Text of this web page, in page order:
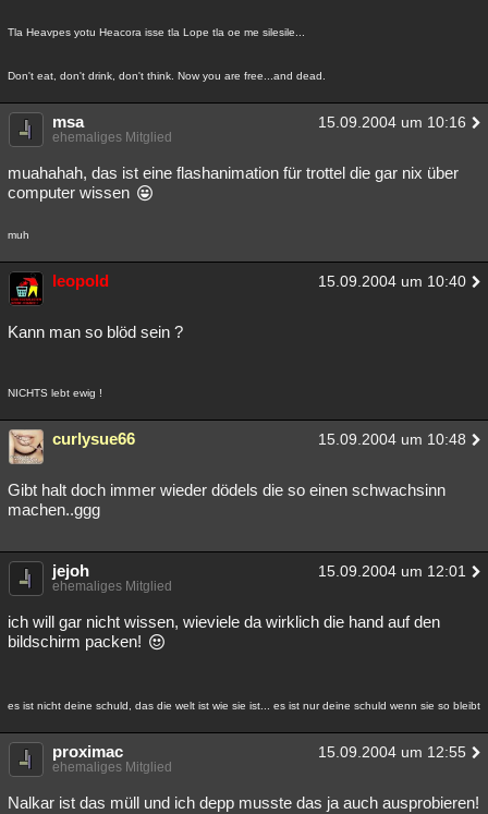
Tla Heavpes yotu Heacora isse tla Lope tla oe me silesile...
Don't eat, don't drink, don't think. Now you are free...and dead.
msa 15.09.2004 um 10:16
ehemaliges Mitglied
muahahah, das ist eine flashanimation für trottel die gar nix über
computer wissen
muh
leopold 15.09.2004 um 10:40
Kann man so blöd sein ?
NICHTS lebt ewig !
curlysue66 15.09.2004 um 10:48
Gibt halt doch immer wieder dödels die so einen schwachsinn
machen..ggg
jejoh 15.09.2004 um 12:01
ehemaliges Mitglied
ich will gar nicht wissen, wieviele da wirklich die hand auf den
bildschirm packen!
es ist nicht deine schuld, das die welt ist wie sie ist... es ist nur deine schuld wenn sie so bleibt
proximac 15.09.2004 um 12:55
ehemaliges Mitglied
Nalkar ist das müll und ich depp musste das ja auch ausprobieren!